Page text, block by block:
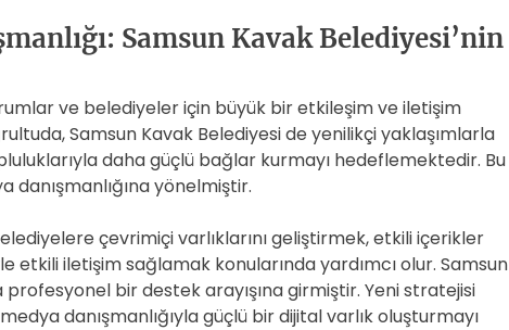
Samsun Kavak Belediyesi’nin
ve belediyeler için büyük bir etkileşim ve iletişim
Samsun Kavak Belediyesi de yenilikçi yaklaşımlarla
daha güçlü bağlar kurmayı hedeflemektedir. Bu
danışmanlığına yönelmiştir.
çevrimiçi varlıklarını geliştirmek, etkili içerikler
iletişim sağlamak konularında yardımcı olur. Samsun
bir destek arayışına girmiştir. Yeni stratejisi
danışmanlığıyla güçlü bir dijital varlık oluşturmayı